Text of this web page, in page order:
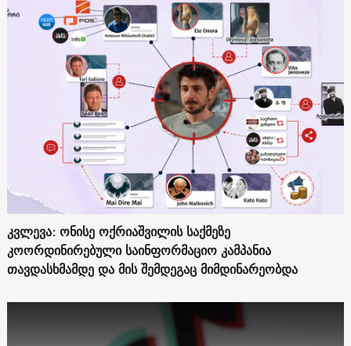
კვლევა: ონისე ოქრიაშვილის საქმეზე
კოორდინირებული საინფორმაციო კამპანია
თავდასხმამდე და მის შემდეგაც მიმდინარეობდა